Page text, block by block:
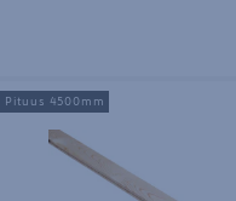
Raakapontti PROF 23x95x4500
PL/VL vajaasärmä päätypontattu
Pituus 4500mm